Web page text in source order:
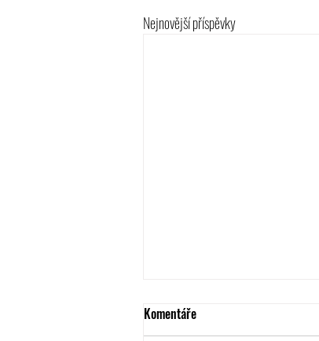
Nejnovější příspěvky
Komentáře